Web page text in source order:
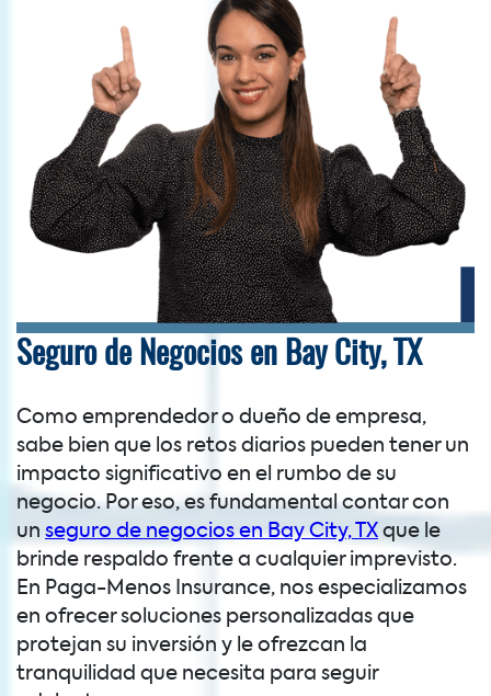
Seguro de Negocios en Bay City, TX
Como emprendedor o dueño de empresa,
sabe bien que los retos diarios pueden tener un
impacto significativo en el rumbo de su
negocio. Por eso, es fundamental contar con
un seguro de negocios en Bay City, TX que le
brinde respaldo frente a cualquier imprevisto.
En Paga-Menos Insurance, nos especializamos
en ofrecer soluciones personalizadas que
protejan su inversión y le ofrezcan la
tranquilidad que necesita para seguir